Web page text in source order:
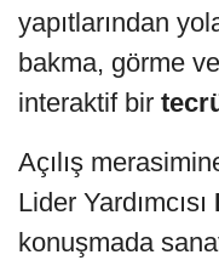
yapıtlarından
bakma, görme
interaktif bir
Açılış
Lider Yardımcısı
konuşmada